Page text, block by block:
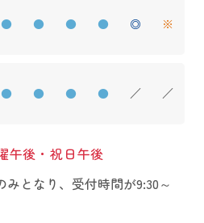
● ● ● ● ◎ ※
● ● ● ● ／ ／
午後・祝日午後
となり、受付時間が9:30～